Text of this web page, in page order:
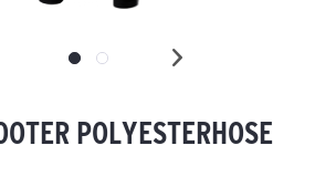
POLYESTERHOSE